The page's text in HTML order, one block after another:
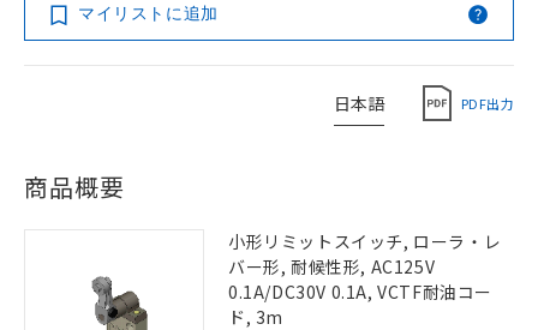
マイリストに追加
日本語 PDF出力
商品概要
小形リミットスイッチ, ローラ・レ
バー形, 耐候性形, AC125V
0.1A/DC30V 0.1A, VCTF耐油コー
ド, 3m